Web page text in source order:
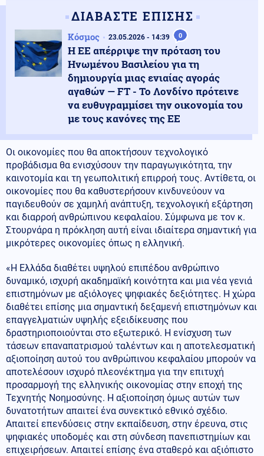
ΔΙΑΒΑΣΤΕ ΕΠΙΣΗΣ
Κόσμος 23.05.2026 - 14:39 0
Η ΕΕ απέρριψε την πρόταση του
Ηνωμένου Βασιλείου για τη
δημιουργία μιας ενιαίας αγοράς
αγαθών — FT - Το Λονδίνο πρότεινε
να ευθυγραμμίσει την οικονομία του
με τους κανόνες της ΕΕ
Οι οικονομίες που θα αποκτήσουν τεχνολογικό
προβάδισμα θα ενισχύσουν την παραγωγικότητα, την
καινοτομία και τη γεωπολιτική επιρροή τους. Αντίθετα, οι
οικονομίες που θα καθυστερήσουν κινδυνεύουν να
παγιδευθούν σε χαμηλή ανάπτυξη, τεχνολογική εξάρτηση
και διαρροή ανθρώπινου κεφαλαίου. Σύμφωνα με τον κ.
Στουρνάρα η πρόκληση αυτή είναι ιδιαίτερα σημαντική για
μικρότερες οικονομίες όπως η ελληνική.
«Η Ελλάδα διαθέτει υψηλού επιπέδου ανθρώπινο
δυναμικό, ισχυρή ακαδημαϊκή κοινότητα και μια νέα γενιά
επιστημόνων με αξιόλογες ψηφιακές δεξιότητες. Η χώρα
διαθέτει επίσης μια σημαντική δεξαμενή επιστημόνων και
επαγγελματιών υψηλής εξειδίκευσης που
δραστηριοποιούνται στο εξωτερικό. Η ενίσχυση των
τάσεων επαναπατρισμού ταλέντων και η αποτελεσματική
αξιοποίηση αυτού του ανθρώπινου κεφαλαίου μπορούν να
αποτελέσουν ισχυρό πλεονέκτημα για την επιτυχή
προσαρμογή της ελληνικής οικονομίας στην εποχή της
Τεχνητής Νοημοσύνης. Η αξιοποίηση όμως αυτών των
δυνατοτήτων απαιτεί ένα συνεκτικό εθνικό σχέδιο.
Απαιτεί επενδύσεις στην εκπαίδευση, στην έρευνα, στις
ψηφιακές υποδομές και στη σύνδεση πανεπιστημίων και
επιχειρήσεων. Απαιτεί επίσης ένα σταθερό και αξιόπιστο